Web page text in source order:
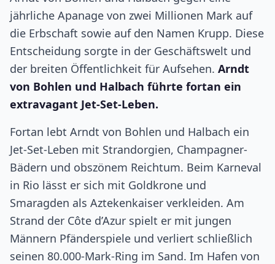
jährliche Apanage von zwei Millionen Mark auf
die Erbschaft sowie auf den Namen Krupp. Diese
Entscheidung sorgte in der Geschäftswelt und
der breiten Öffentlichkeit für Aufsehen. Arndt
von Bohlen und Halbach führte fortan ein
extravagant Jet-Set-Leben.
Fortan lebt Arndt von Bohlen und Halbach ein
Jet-Set-Leben mit Strandorgien, Champagner-
Bädern und obszönem Reichtum. Beim Karneval
in Rio lässt er sich mit Goldkrone und
Smaragden als Aztekenkaiser verkleiden. Am
Strand der Côte d’Azur spielt er mit jungen
Männern Pfänderspiele und verliert schließlich
seinen 80.000-Mark-Ring im Sand. Im Hafen von